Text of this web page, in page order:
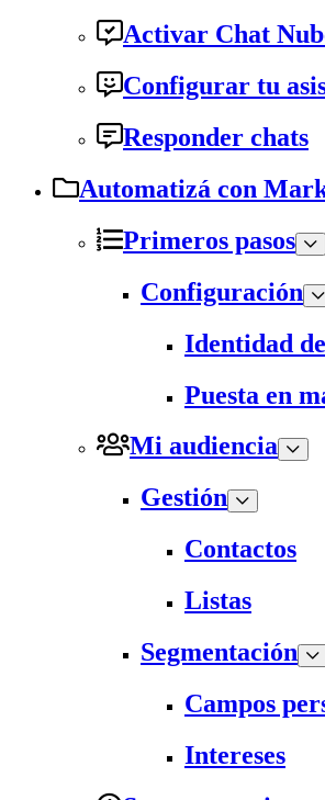
Activar Chat
Configurar tu
Responder chats
Automatizá con
Primeros pasos
Configuración
Identidad
Puesta en
Mi audiencia
Gestión
Contactos
Listas
Segmentación
Campos
Intereses